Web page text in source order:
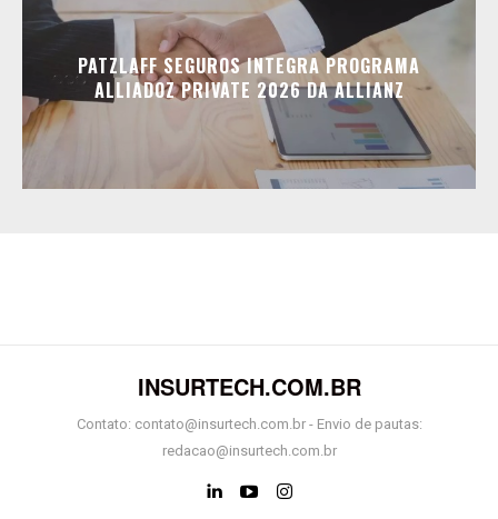
PATZLAFF SEGUROS INTEGRA PROGRAMA
ALLIADOZ PRIVATE 2026 DA ALLIANZ
INSURTECH.COM.BR
Contato: contato@insurtech.com.br - Envio de pautas:
redacao@insurtech.com.br